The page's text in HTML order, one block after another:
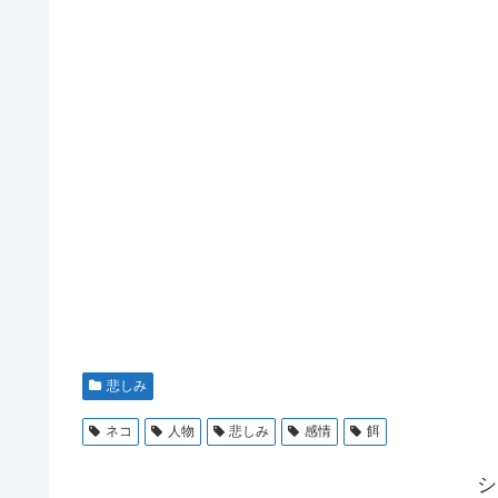
悲しみ
ネコ 人物 悲しみ 感情 餌